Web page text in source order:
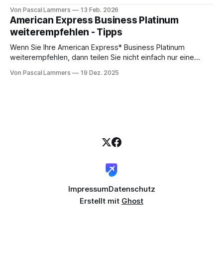
Karte alltägliche Ausgaben in ein starkes Paket aus Punkten,
Reiseversicherungen und exklusiven Guthaben, dessen
Von Pascal Lammers 13 Feb. 2026
American Express Business Platinum
weiterempfehlen - Tipps
Wenn Sie Ihre American Express* Business Platinum
weiterempfehlen, dann teilen Sie nicht einfach nur eine
handfesten Vorteilen, die den Arbeitsalltag wirklich leichter
Von Pascal Lammers 19 Dez. 2025
ImpressumDatenschutz
Erstellt mit Ghost